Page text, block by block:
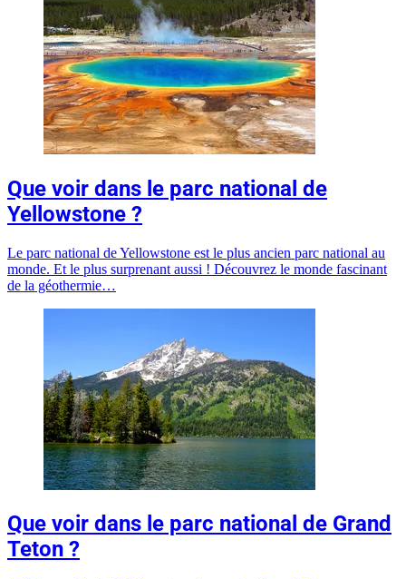
Que voir dans le parc national de
Yellowstone ?
Le parc national de Yellowstone est le plus ancien parc national au
monde. Et le plus surprenant aussi ! Découvrez le monde fascinant
de la géothermie…
Que voir dans le parc national de Grand
Teton ?